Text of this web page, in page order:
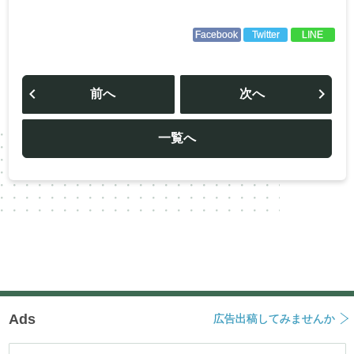
Facebook Twitter LINE
投
ビ
ゲ
ー
シ
ョ
前へ
一覧へ
次へ
Ads 広告出稿してみませんか